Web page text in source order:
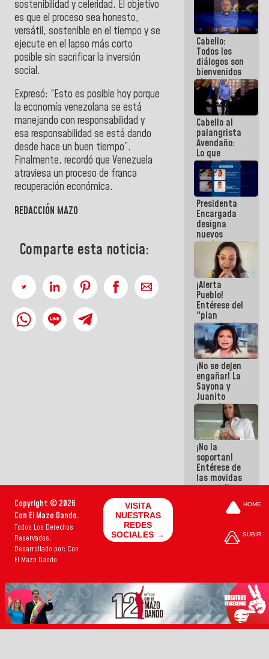
sostenibilidad y celeridad. El objetivo
es que el proceso sea honesto,
versátil, sostenible en el tiempo y se
ejecute en el lapso más corto
posible sin sacrificar la inversión
social.
Expresó: “Esto es posible hoy porque
la economía venezolana se está
manejando con responsabilidad y
esa responsabilidad se está dando
desde hace un buen tiempo”.
Finalmente, recordó que Venezuela
atraviesa un proceso de franca
recuperación económica.
REDACCIÓN MAZO
Comparte esta noticia:
narrativa
hegemónica?
(1)
Cabello:
Todos los
diálogos son
bienvenidos
siempre que
estén en el
marco de la
Constitución
de la
República
Cabello al
palangrista
Avendaño:
Lo que
vayas a
escribir
hazlo hoy
por que no
sabemos si
la semana
que viene
hay
programa
Presidenta
Encargada
designa
nuevos
titulares en
Viceministerio
de Energía
Eléctrica y
CORPOELEC
¡Alerta
Pueblo!
Entérese del
"plan
enjambre"
de La Sayo
para
sabotear el
diálogo y
promover el
caos
¡No se dejen
engañar! La
Sayona y
Juanito
Alimaña son
harina del
mismo
costal
¡No la
soportan!
Entérese de
las movidas
que realizan
cómplices
sacudírsela
Copyright © 2026
Con El Mazo Dando.
Todos Los Derechos
Reservados.
Desarrollado por: Con
El Mazo Dando
VISITA
NUESTRAS
REDES
SOCIALES →
HOME
SUBIR